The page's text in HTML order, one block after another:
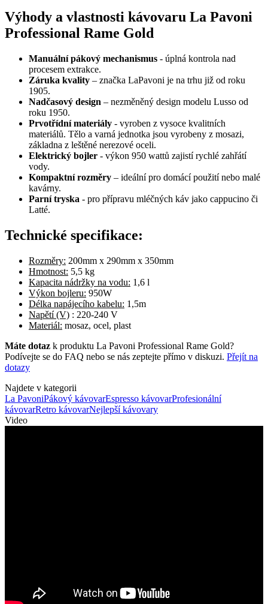
Výhody a vlastnosti kávovaru La Pavoni
Professional Rame Gold
Manuální pákový mechanismus - úplná kontrola nad
procesem extrakce.
Záruka kvality – značka LaPavoni je na trhu již od roku
1905.
Nadčasový design – nezměněný design modelu Lusso od
roku 1950.
Prvotřídní materiály - vyroben z vysoce kvalitních
materiálů. Tělo a varná jednotka jsou vyrobeny z mosazi,
základna z leštěné nerezové oceli.
Elektrický bojler - výkon 950 wattů zajistí rychlé zahřátí
vody.
Kompaktní rozměry – ideální pro domácí použití nebo malé
kavárny.
Parní tryska - pro přípravu mléčných káv jako cappucino či
Latté.
Technické specifikace:
Rozměry: 200mm x 290mm x 350mm
Hmotnost: 5,5 kg
Kapacita nádržky na vodu: 1,6 l
Výkon bojleru: 950W
Délka napájecího kabelu: 1,5m
Napětí (V) : 220-240 V
Materiál: mosaz, ocel, plast
Máte dotaz k produktu La Pavoni Professional Rame Gold?
Podívejte se do FAQ nebo se nás zeptejte přímo v diskuzi. Přejít na
dotazy
Najdete v kategorii
La PavoniPákový kávovarEspresso kávovarProfesionální
kávovarRetro kávovarNejlepší kávovary
Video